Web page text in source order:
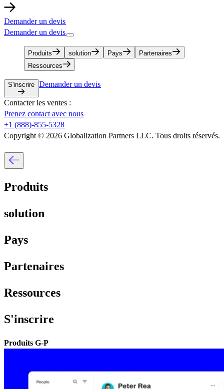
Demander un devis​​
Demander un devis​​
Produits​​ solution​​ Pays​​
Partenaires​​
Ressources​​
S'inscrire​​ Demander un devis​​
Contacter les ventes :​​
Prenez contact avec nous​​
+1 (888)-855-5328​​
Copyright © 2026 Globalization Partners LLC. Tous droits réservés.​​
Produits​​
solution​​
Pays​​
Partenaires​​
Ressources​​
S'inscrire​​
Produits G-P​​